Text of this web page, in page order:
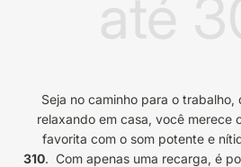
Seja no caminho para o trabalho,
relaxando em casa, você merece
favorita com o som potente e
310. Com apenas uma recarga, é